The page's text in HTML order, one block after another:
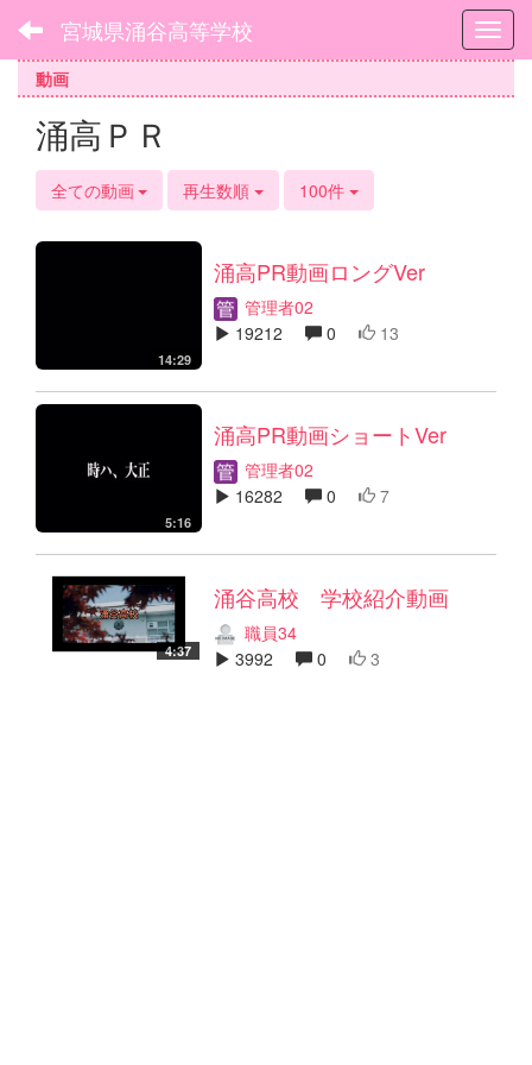
宮城県涌谷高等学校
動画
涌高ＰＲ
全ての動画 再生数順 100件
14:29
涌高PR動画ロングVer
管理者02
19212
0 13
5:16
涌高PR動画ショートVer
管理者02
16282
0 7
4:37
涌谷高校 学校紹介動画
職員34
3992
0 3